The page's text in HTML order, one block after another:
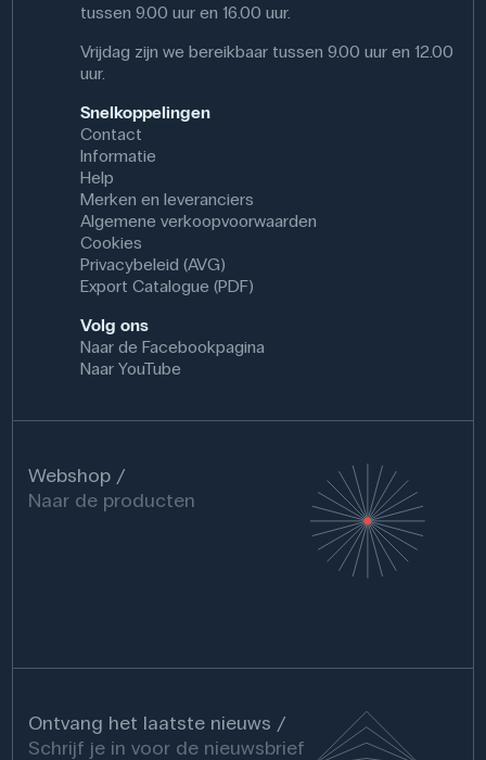
tussen 9.00 uur en 16.00 uur.
Vrijdag zijn we bereikbaar tussen 9.00 uur en 12.00
uur.
Snelkoppelingen
Contact
Informatie
Help
Merken en leveranciers
Algemene verkoopvoorwaarden
Cookies
Privacybeleid (AVG)
Export Catalogue (PDF)
Volg ons
Naar de Facebookpagina
Naar YouTube
Webshop
Naar de producten
Ontvang het laatste nieuws
Schrijf je in voor de nieuwsbrief